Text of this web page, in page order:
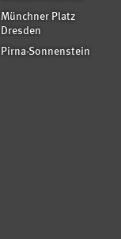
Münchner Platz
Dresden
Pirna-Sonnenstein